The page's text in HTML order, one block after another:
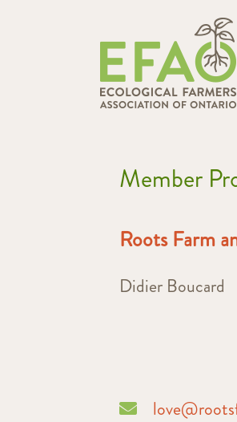
Member
Roots Farm
Didier Boucard